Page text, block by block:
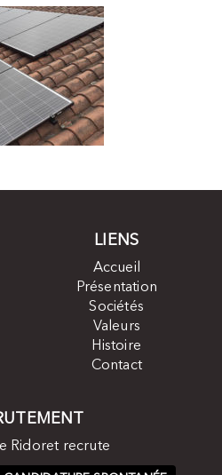
LIENS
Accueil
Présentation
Sociétés
Valeurs
Histoire
Contact
Ridoret recrute